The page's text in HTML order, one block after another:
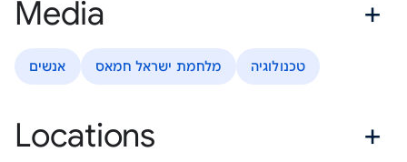
Media
אנשים מלחמת ישראל חמאס טכנולוגיה
Locations